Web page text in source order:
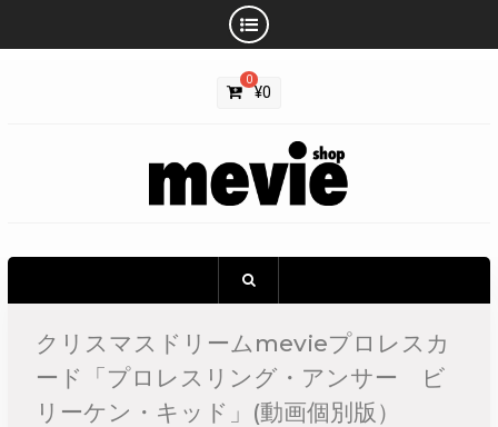
0
¥0
クリスマスドリームmevieプロレスカ
ード「プロレスリング・アンサー ビ
リーケン・キッド」(動画個別版）